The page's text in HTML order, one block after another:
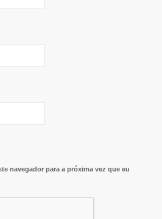
navegador para a próxima vez que eu